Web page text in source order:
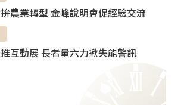
農業轉型 金峰說明會促經驗交流
互動展 長者量六力揪失能警訊